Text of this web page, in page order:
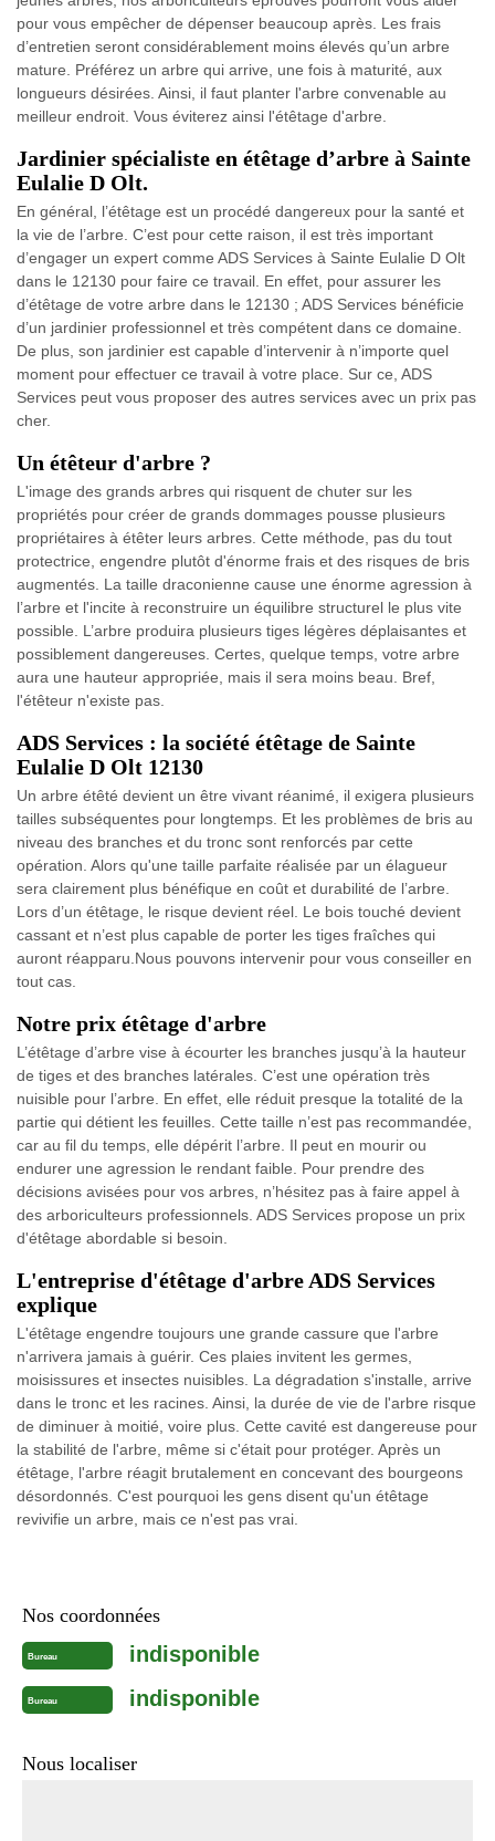
pour vous empêcher de dépenser beaucoup après. Les frais
d’entretien seront considérablement moins élevés qu’un arbre
mature. Préférez un arbre qui arrive, une fois à maturité, aux
longueurs désirées. Ainsi, il faut planter l'arbre convenable au
meilleur endroit. Vous éviterez ainsi l'étêtage d'arbre.
Jardinier spécialiste en étêtage d’arbre à Sainte
Eulalie D Olt.
En général, l’étêtage est un procédé dangereux pour la santé et
la vie de l’arbre. C’est pour cette raison, il est très important
d’engager un expert comme ADS Services à Sainte Eulalie D Olt
dans le 12130 pour faire ce travail. En effet, pour assurer les
d’étêtage de votre arbre dans le 12130 ; ADS Services bénéficie
d’un jardinier professionnel et très compétent dans ce domaine.
De plus, son jardinier est capable d’intervenir à n’importe quel
moment pour effectuer ce travail à votre place. Sur ce, ADS
Services peut vous proposer des autres services avec un prix pas
cher.
Un étêteur d'arbre ?
L'image des grands arbres qui risquent de chuter sur les
propriétés pour créer de grands dommages pousse plusieurs
propriétaires à étêter leurs arbres. Cette méthode, pas du tout
protectrice, engendre plutôt d'énorme frais et des risques de bris
augmentés. La taille draconienne cause une énorme agression à
l’arbre et l'incite à reconstruire un équilibre structurel le plus vite
possible. L’arbre produira plusieurs tiges légères déplaisantes et
possiblement dangereuses. Certes, quelque temps, votre arbre
aura une hauteur appropriée, mais il sera moins beau. Bref,
l'étêteur n'existe pas.
ADS Services : la société étêtage de Sainte
Eulalie D Olt 12130
Un arbre étêté devient un être vivant réanimé, il exigera plusieurs
tailles subséquentes pour longtemps. Et les problèmes de bris au
niveau des branches et du tronc sont renforcés par cette
opération. Alors qu'une taille parfaite réalisée par un élagueur
sera clairement plus bénéfique en coût et durabilité de l’arbre.
Lors d’un étêtage, le risque devient réel. Le bois touché devient
cassant et n’est plus capable de porter les tiges fraîches qui
auront réapparu.Nous pouvons intervenir pour vous conseiller en
tout cas.
Notre prix étêtage d'arbre
L’étêtage d’arbre vise à écourter les branches jusqu’à la hauteur
de tiges et des branches latérales. C’est une opération très
nuisible pour l’arbre. En effet, elle réduit presque la totalité de la
partie qui détient les feuilles. Cette taille n’est pas recommandée,
car au fil du temps, elle dépérit l’arbre. Il peut en mourir ou
endurer une agression le rendant faible. Pour prendre des
décisions avisées pour vos arbres, n’hésitez pas à faire appel à
des arboriculteurs professionnels. ADS Services propose un prix
d'étêtage abordable si besoin.
L'entreprise d'étêtage d'arbre ADS Services
explique
L'étêtage engendre toujours une grande cassure que l'arbre
n'arrivera jamais à guérir. Ces plaies invitent les germes,
moisissures et insectes nuisibles. La dégradation s'installe, arrive
dans le tronc et les racines. Ainsi, la durée de vie de l'arbre risque
de diminuer à moitié, voire plus. Cette cavité est dangereuse pour
la stabilité de l'arbre, même si c'était pour protéger. Après un
étêtage, l'arbre réagit brutalement en concevant des bourgeons
désordonnés. C'est pourquoi les gens disent qu'un étêtage
revivifie un arbre, mais ce n'est pas vrai.
Nos coordonnées
Bureau indisponible
Bureau indisponible
Nous localiser